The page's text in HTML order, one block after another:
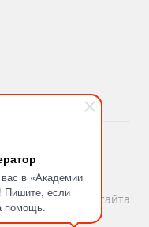
в «Академии
Пишите, если
помощь.
Здоровья»
Карта сайта